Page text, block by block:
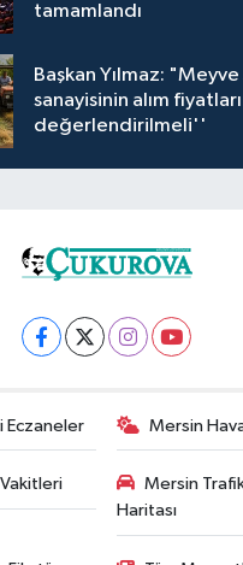
tamamlandı
Başkan Yılmaz: "Meyve
sanayisinin alım
değerlendirilmeli''
Eczaneler Mersin
Mersin
Haritası